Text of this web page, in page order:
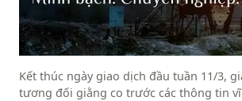
Kết thúc ngày giao dịch đầu tuần 11/3,
tương đối giằng co trước các thông tin